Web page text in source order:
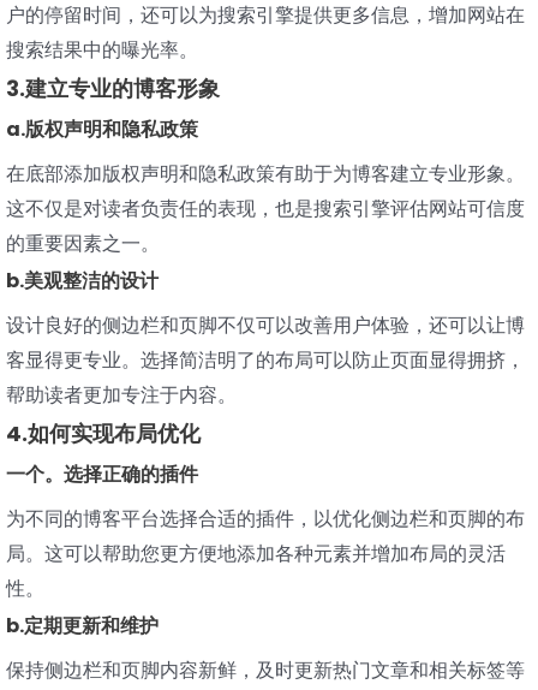
户的停留时间，还可以为搜索引擎提供更多信息，增加网站在
搜索结果中的曝光率。
3.建立专业的博客形象
a.版权声明和隐私政策
在底部添加版权声明和隐私政策有助于为博客建立专业形象。
这不仅是对读者负责任的表现，也是搜索引擎评估网站可信度
的重要因素之一。
b.美观整洁的设计
设计良好的侧边栏和页脚不仅可以改善用户体验，还可以让博
客显得更专业。选择简洁明了的布局可以防止页面显得拥挤，
帮助读者更加专注于内容。
4.如何实现布局优化
一个。选择正确的插件
为不同的博客平台选择合适的插件，以优化侧边栏和页脚的布
局。这可以帮助您更方便地添加各种元素并增加布局的灵活
性。
b.定期更新和维护
保持侧边栏和页脚内容新鲜，及时更新热门文章和相关标签等